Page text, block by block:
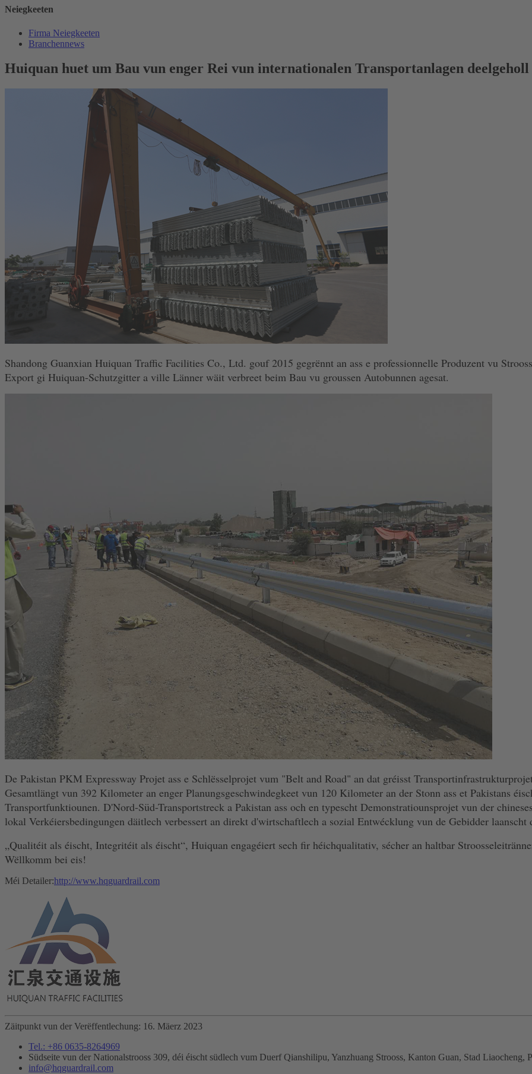
Neiegkeeten
Firma Neiegkeeten
Branchennews
Huiquan huet um Bau vun enger Rei vun internationalen Transportanlagen deelgeholl
Shandong Guanxian Huiquan Traffic Facilities Co., Ltd. gouf 2015 gegrënnt an ass e professionnelle Produzent vu
Export gi Huiquan-Schutzgitter a ville Länner wäit verbreet beim Bau vu groussen Autobunnen agesat.
De Pakistan PKM Expressway Projet ass e Schlësselprojet vum "Belt and Road" an dat gréisst
Gesamtlängt vun 392 Kilometer an enger Planungsgeschwindegkeet vun 120 Kilometer an der Stonn ass et Pakistans
Transportfunktiounen. D'Nord-Süd-Transportstreck a Pakistan ass och en typescht Demonstratiounsprojet vun der
lokal Verkéiersbedingungen däitlech verbessert an direkt d'wirtschaftlech a sozial Entwécklung vun de Gebidder laanscht
„Qualitéit als éischt, Integritéit als éischt“, Huiquan engagéiert sech fir héichqualitativ, sécher an haltbar
Wëllkomm bei eis!
Méi Detailer:http://www.hqguardrail.com
Zäitpunkt vun der Verëffentlechung: 16. Mäerz 2023
Tel.: +86 0635-8264969
Südseite vun der Nationalstrooss 309, déi éischt südlech vum Duerf Qianshilipu, Yanzhuang Strooss, Kanton Guan, Stad Liaocheng,
info@hqguardrail.com